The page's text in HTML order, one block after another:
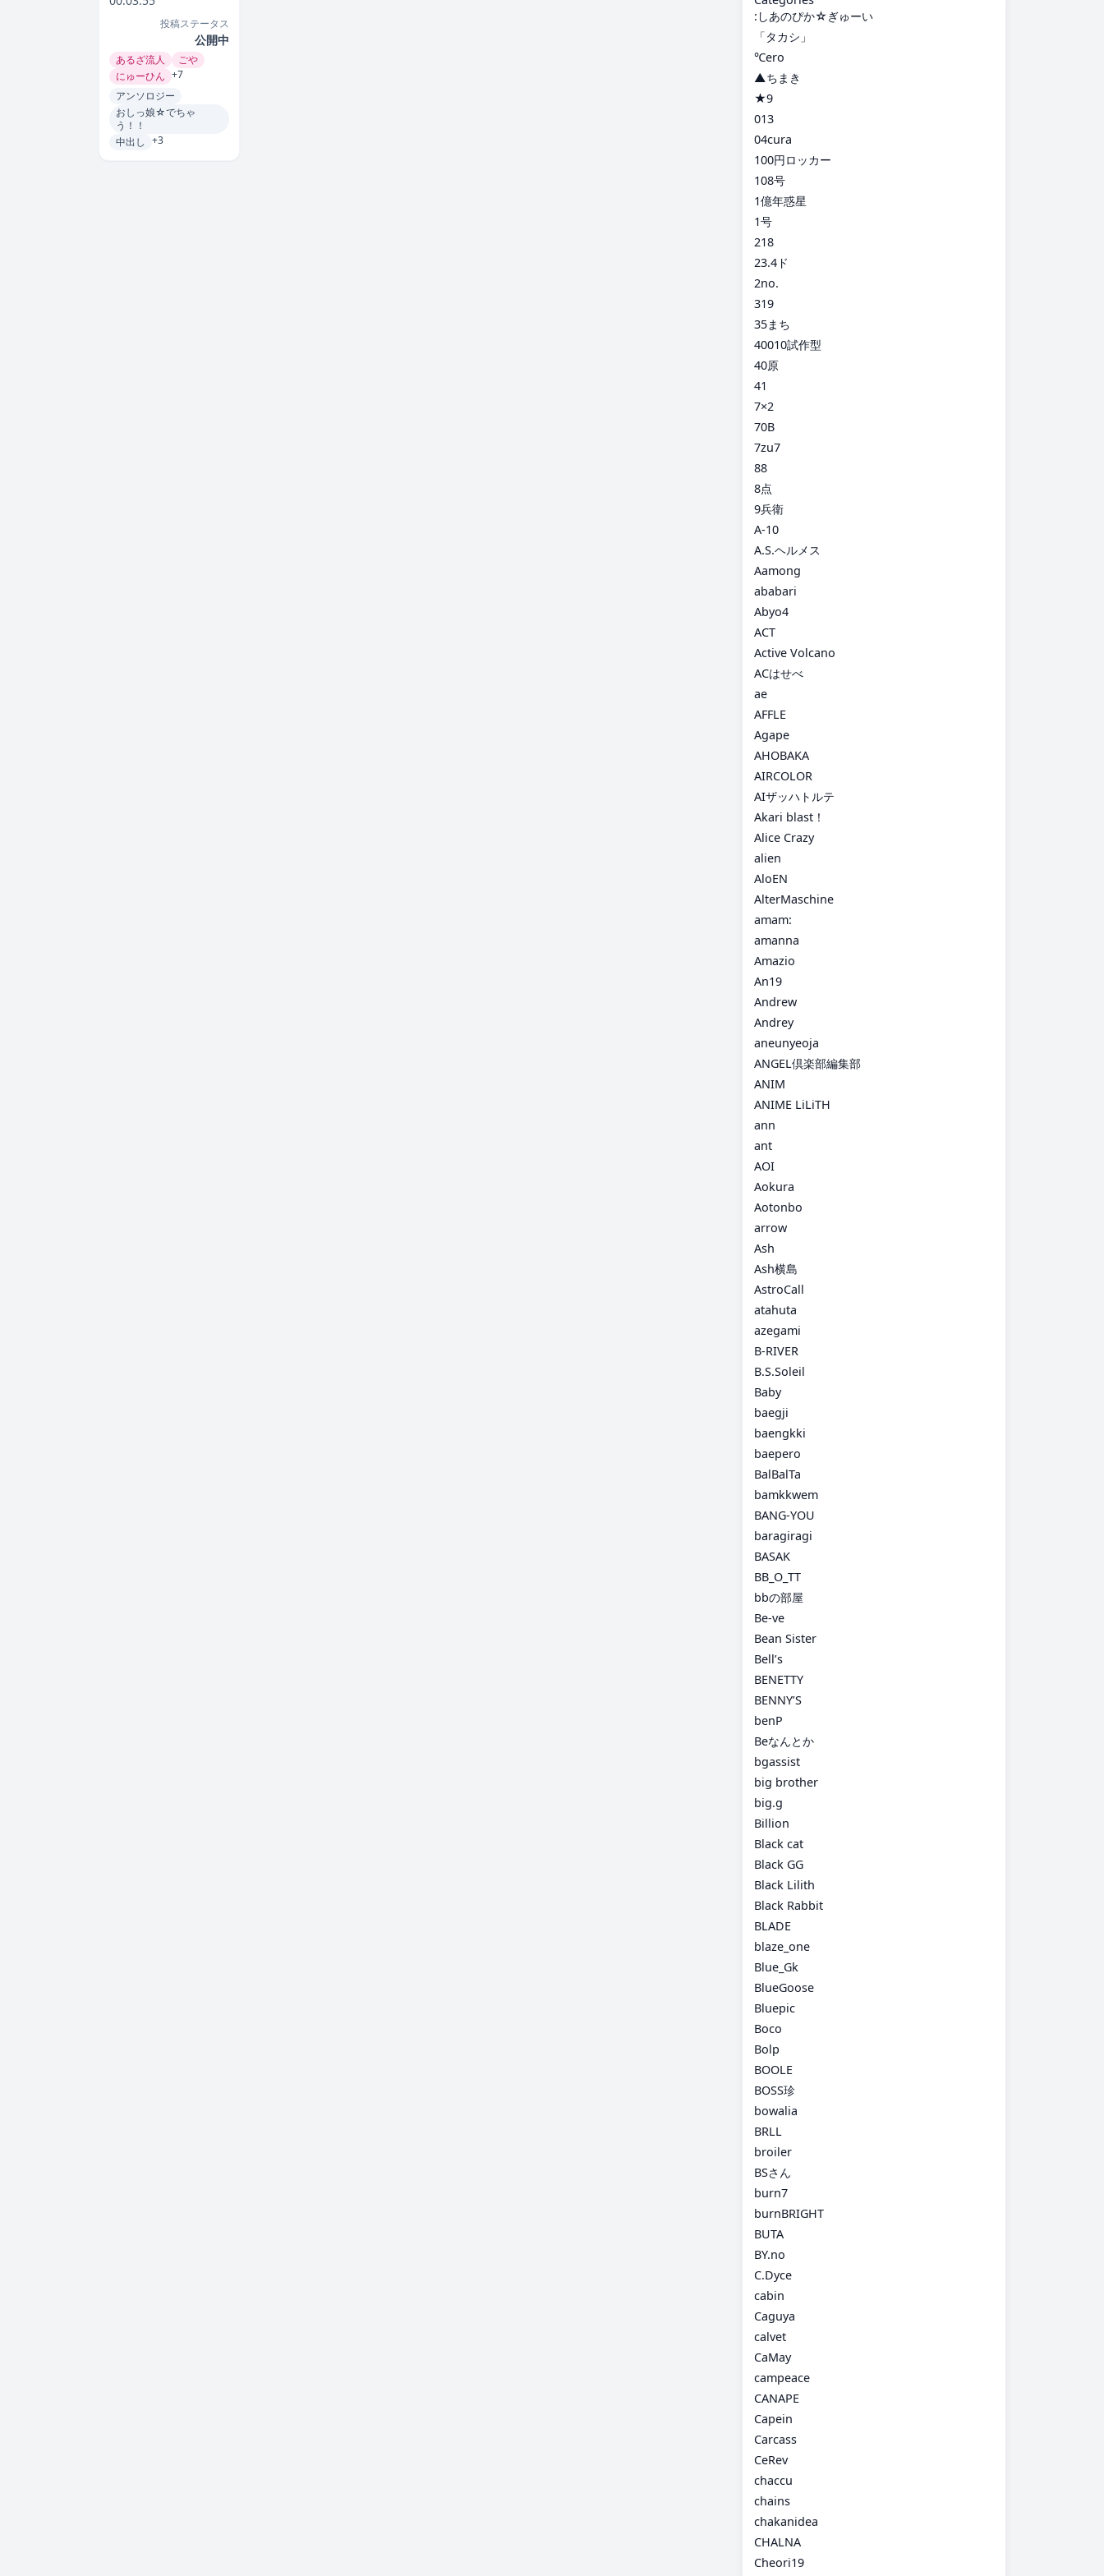
投稿ステータス
公開中
あるざ流人
ごや
にゅーひん +7
アンソロジー
おしっ娘☆でちゃ
う！！
中出し +3
:しあのぴか☆ぎゅーい
「タカシ」
℃ero
▲ちまき
★9
013
04cura
100円ロッカー
108号
1億年惑星
1号
218
23.4ド
2no.
319
35まち
40010試作型
40原
41
7×2
70B
7zu7
88
8点
9兵衛
A-10
A.S.ヘルメス
Aamong
ababari
Abyo4
ACT
Active Volcano
ACはせべ
ae
AFFLE
Agape
AHOBAKA
AIRCOLOR
AIザッハトルテ
Akari blast！
Alice Crazy
alien
AloEN
AlterMaschine
amam:
amanna
Amazio
An19
Andrew
Andrey
aneunyeoja
ANGEL倶楽部編集部
ANIM
ANIME LiLiTH
ann
ant
AOI
Aokura
Aotonbo
arrow
Ash
Ash横島
AstroCall
atahuta
azegami
B-RIVER
B.S.Soleil
Baby
baegji
baengkki
baepero
BalBalTa
bamkkwem
BANG-YOU
baragiragi
BASAK
BB_O_TT
bbの部屋
Be-ve
Bean Sister
Bell’s
BENETTY
BENNY’S
benP
Beなんとか
bgassist
big brother
big.g
Billion
Black cat
Black GG
Black Lilith
Black Rabbit
BLADE
blaze_one
Blue_Gk
BlueGoose
Bluepic
Boco
Bolp
BOOLE
BOSS珍
bowalia
BRLL
broiler
BSさん
burn7
burnBRIGHT
BUTA
BY.no
C.Dyce
cabin
Caguya
calvet
CaMay
campeace
CANAPE
Capein
Carcass
CeRev
chaccu
chains
chakanidea
CHALNA
Cheori19